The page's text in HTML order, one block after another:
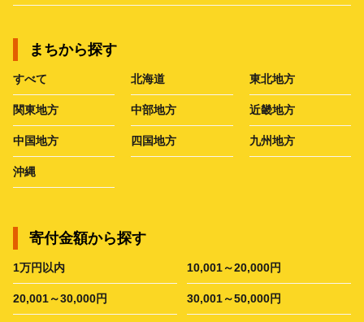
まちから探す
すべて 北海道 東北地方
関東地方 中部地方 近畿地方
中国地方 四国地方 九州地方
沖縄
寄付金額から探す
1万円以内 10,001～20,000円
20,001～30,000円 30,001～50,000円